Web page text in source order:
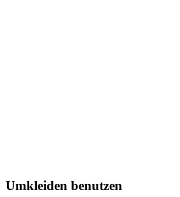
Umkleiden benutzen